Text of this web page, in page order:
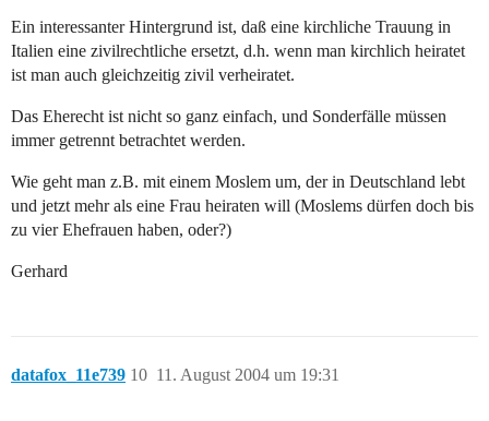
Ein interessanter Hintergrund ist, daß eine kirchliche Trauung in
Italien eine zivilrechtliche ersetzt, d.h. wenn man kirchlich heiratet
ist man auch gleichzeitig zivil verheiratet.
Das Eherecht ist nicht so ganz einfach, und Sonderfälle müssen
immer getrennt betrachtet werden.
Wie geht man z.B. mit einem Moslem um, der in Deutschland lebt
und jetzt mehr als eine Frau heiraten will (Moslems dürfen doch bis
zu vier Ehefrauen haben, oder?)
Gerhard
datafox_11e739 11. August 2004 um 19:31
10